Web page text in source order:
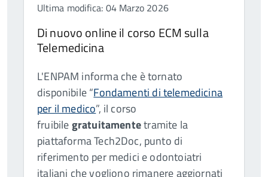
Ultima modifica: 04 Marzo 2026
Di nuovo online il corso ECM sulla
Telemedicina
L'ENPAM informa che è tornato
disponibile “Fondamenti di telemedicina
per il medico”, il corso
fruibilegratuitamentetramite la
piattaforma Tech2Doc, punto di
riferimento per medici e odontoiatri
italiani che vogliono rimanere aggiornati